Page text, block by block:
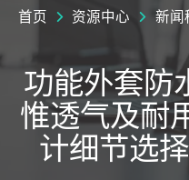
首页 资源中心 新闻
功能外套防
惟透气及耐
计细节选